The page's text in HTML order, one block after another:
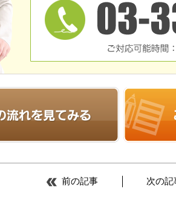
前の記事 次の記